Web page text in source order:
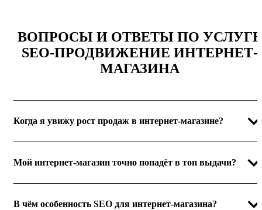
ВОПРОСЫ И ОТВЕТЫ ПО УСЛУГЕ
SEO-ПРОДВИЖЕНИЕ ИНТЕРНЕТ-
МАГАЗИНА
Когда я увижу рост продаж в интернет-магазине?
Мой интернет-магазин точно попадёт в топ выдачи?
В чём особенность SEO для интернет-магазина?